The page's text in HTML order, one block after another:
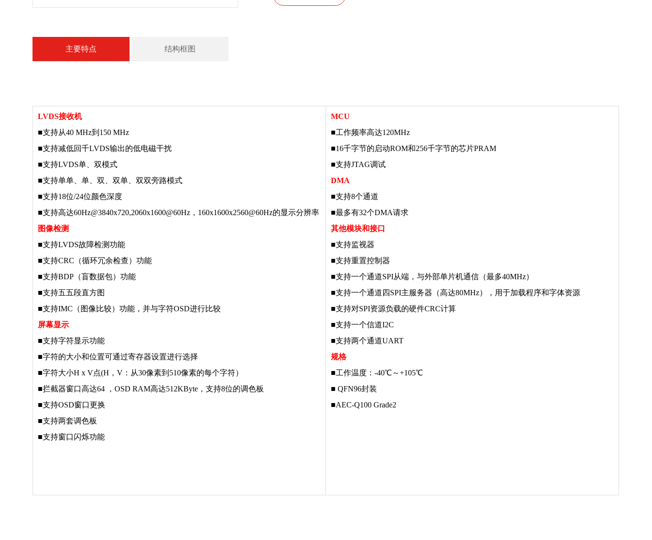
主要特点 结构框图
LVDS接收机
■支持从40 MHz到150 MHz
■支持减低回千LVDS输出的低电磁干扰
■支持LVDS单、双模式
■支持单单、单、双、双单、双双旁路模式
■支持18位/24位颜色深度
■支持高达60Hz@3840x720,2060x1600@60Hz，160x1600x2560@60Hz的显示分辨率
图像检测
■支持LVDS故障检测功能
■支持CRC（循环冗余检查）功能
■支持BDP（盲数据包）功能
■支持五五段直方图
■支持IMC（图像比较）功能，并与字符OSD进行比较
屏幕显示
■支持字符显示功能
■字符的大小和位置可通过寄存器设置进行选择
■字符大小H x V点(H，V：从30像素到510像素的每个字符）
■拦截器窗口高达64 ，OSD RAM高达512KByte，支持8位的调色板
■支持OSD窗口更换
■支持两套调色板
■支持窗口闪烁功能
MCU
■工作频率高达120MHz
■16千字节的启动ROM和256千字节的芯片PRAM
■支持JTAG调试
DMA
■支持8个通道
■最多有32个DMA请求
其他模块和接口
■支持监视器
■支持重置控制器
■支持一个通道SPI从端，与外部单片机通信（最多40MHz）
■支持一个通道四SPI主服务器（高达80MHz），用于加载程序和字体资源
■支持对SPI资源负载的硬件CRC计算
■支持一个信道I2C
■支持两个通道UART
规格
■工作温度：-40℃～+105℃
■ QFN96封装
■AEC-Q100 Grade2